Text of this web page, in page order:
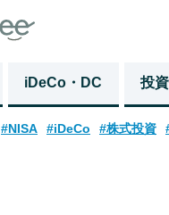
iDeCo・DC 投
#NISA #iDeCo #株式投資